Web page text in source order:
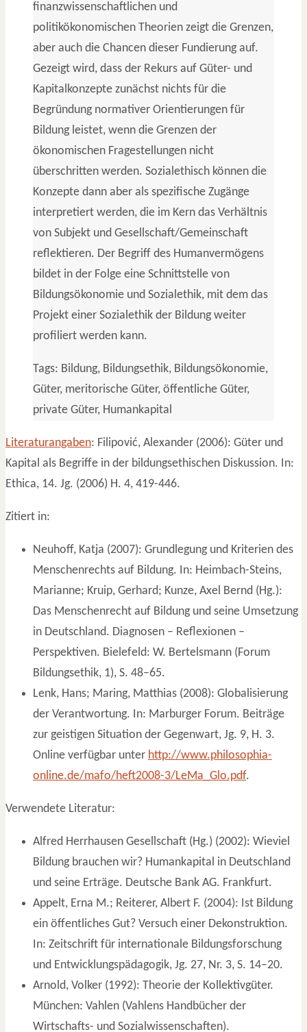
finanzwissenschaftlichen und
politikökonomischen Theorien zeigt die Grenzen,
aber auch die Chancen dieser Fundierung auf.
Gezeigt wird, dass der Rekurs auf Güter- und
Kapitalkonzepte zunächst nichts für die
Begründung normativer Orientierungen für
Bildung leistet, wenn die Grenzen der
ökonomischen Fragestellungen nicht
überschritten werden. Sozialethisch können die
Konzepte dann aber als spezifische Zugänge
interpretiert werden, die im Kern das Verhältnis
von Subjekt und Gesellschaft/Gemeinschaft
reflektieren. Der Begriff des Humanvermögens
bildet in der Folge eine Schnittstelle von
Bildungsökonomie und Sozialethik, mit dem das
Projekt einer Sozialethik der Bildung weiter
profiliert werden kann.
Tags: Bildung, Bildungsethik, Bildungsökonomie,
Güter, meritorische Güter, öffentliche Güter,
private Güter, Humankapital
Literaturangaben: Filipović, Alexander (2006): Güter und
Kapital als Begriffe in der bildungsethischen Diskussion. In:
Ethica, 14. Jg. (2006) H. 4, 419-446.
Zitiert in:
Neuhoff, Katja (2007): Grundlegung und Kriterien des
Menschenrechts auf Bildung. In: Heimbach-Steins,
Marianne; Kruip, Gerhard; Kunze, Axel Bernd (Hg.):
Das Menschenrecht auf Bildung und seine Umsetzung
in Deutschland. Diagnosen – Reflexionen –
Perspektiven. Bielefeld: W. Bertelsmann (Forum
Bildungsethik, 1), S. 48–65.
Lenk, Hans; Maring, Matthias (2008): Globalisierung
der Verantwortung. In: Marburger Forum. Beiträge
zur geistigen Situation der Gegenwart, Jg. 9, H. 3.
Online verfügbar unter http://www.philosophia-
online.de/mafo/heft2008-3/LeMa_Glo.pdf.
Verwendete Literatur:
Alfred Herrhausen Gesellschaft (Hg.) (2002): Wieviel
Bildung brauchen wir? Humankapital in Deutschland
und seine Erträge. Deutsche Bank AG. Frankfurt.
Appelt, Erna M.; Reiterer, Albert F. (2004): Ist Bildung
ein öffentliches Gut? Versuch einer Dekonstruktion.
In: Zeitschrift für internationale Bildungsforschung
und Entwicklungspädagogik, Jg. 27, Nr. 3, S. 14–20.
Arnold, Volker (1992): Theorie der Kollektivgüter.
München: Vahlen (Vahlens Handbücher der
Wirtschafts- und Sozialwissenschaften).